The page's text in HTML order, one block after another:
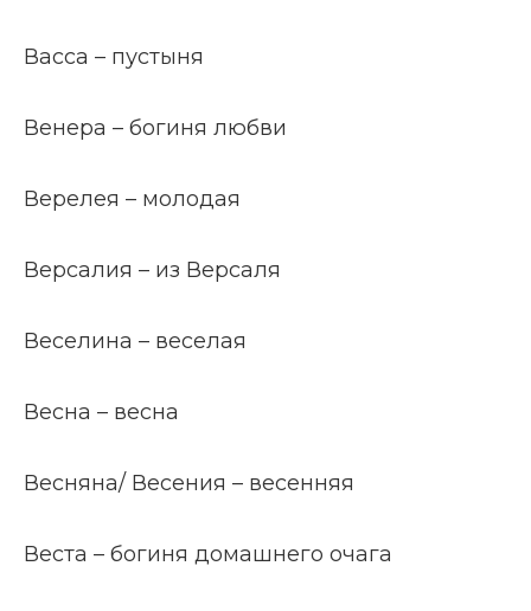
Васса – пустыня
Венера – богиня любви
Верелея – молодая
Версалия – из Версаля
Веселина – веселая
Весна – весна
Весняна/ Весения – весенняя
Веста – богиня домашнего очага